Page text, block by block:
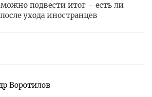
подвести итог – есть ли
ухода иностранцев
Воротилов